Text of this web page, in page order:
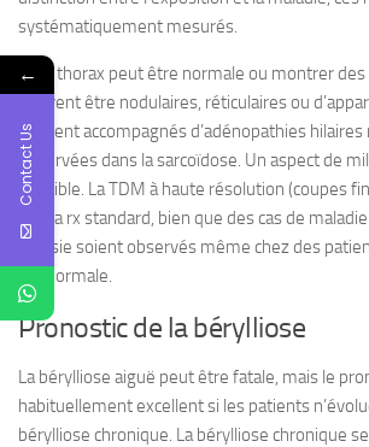
systématiquement mesurés.
La rx thorax peut être normale ou montrer
peuvent être nodulaires, réticulaires ou
souvent accompagnés d’adénopathies
observées dans la sarcoïdose. Un aspect de
possible. La TDM à haute résolution (coupes
que la rx standard, bien que des cas de
biopsie soient observés même chez des
est normale.
Pronostic de la bérylliose
La bérylliose aiguë peut être fatale, mais le
habituellement excellent si les patients
bérylliose chronique. La bérylliose chronique
←
Contact Us